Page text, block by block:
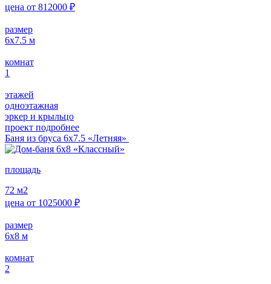
цена от 812000 ₽
размер
6х7.5 м
комнат
1
этажей
одноэтажная
эркер и крыльцо
проект подробнее
Баня из бруса 6х7.5 «Летняя»
площадь
72 м2
цена от 1025000 ₽
размер
6х8 м
комнат
2